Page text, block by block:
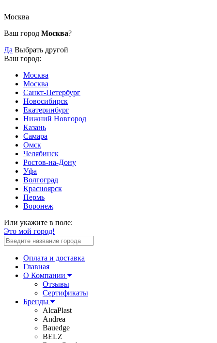
Москва
Ваш город Москва?
Да Выбрать другой
Ваш город:
Москва
Москва
Санкт-Петербург
Новосибирск
Екатеринбург
Нижний Новгород
Казань
Самара
Омск
Челябинск
Ростов-на-Дону
Уфа
Волгоград
Красноярск
Пермь
Воронеж
Или укажите в поле:
Это мой город!
Оплата и доставка
Главная
О Компании
Отзывы
Сертификаты
Бренды
AlcaPlast
Andrea
Bauedge
BELZ